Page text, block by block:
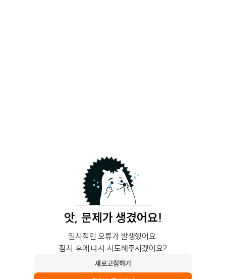
앗, 문제가 생겼어요!
일시적인 오류가 발생했어요.
잠시 후에 다시 시도해주시겠어요?
새로고침하기